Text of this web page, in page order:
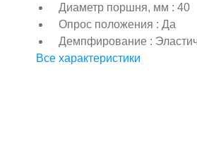
Диаметр поршня, мм : 40
Опрос положения : Да
Демпфирование :
Все характеристики